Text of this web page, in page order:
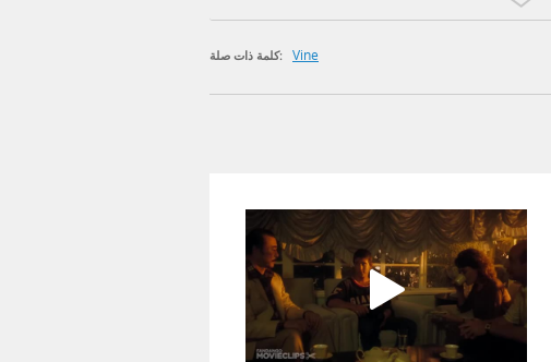
كلمة ذات صلة: Vine